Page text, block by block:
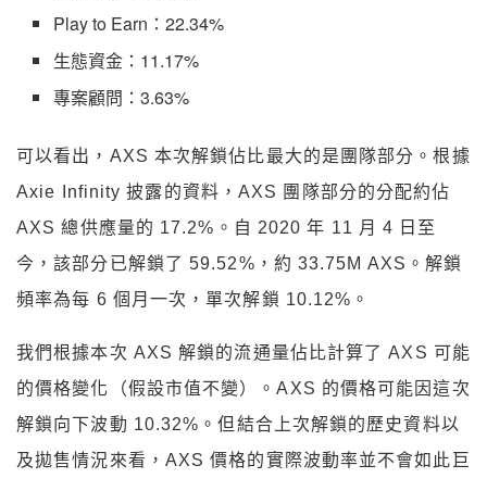
Play to Earn：22.34%
生態資金：11.17%
專案顧問：3.63%
可以看出，AXS 本次解鎖佔比最大的是團隊部分。根據
Axie Infinity 披露的資料，AXS 團隊部分的分配約佔
AXS 總供應量的 17.2%。自 2020 年 11 月 4 日至
今，該部分已解鎖了 59.52%，約 33.75M AXS。解鎖
頻率為每 6 個月一次，單次解鎖 10.12%。
我們根據本次 AXS 解鎖的流通量佔比計算了 AXS 可能
的價格變化（假設市值不變）。AXS 的價格可能因這次
解鎖向下波動 10.32%。但結合上次解鎖的歷史資料以
及拋售情況來看，AXS 價格的實際波動率並不會如此巨